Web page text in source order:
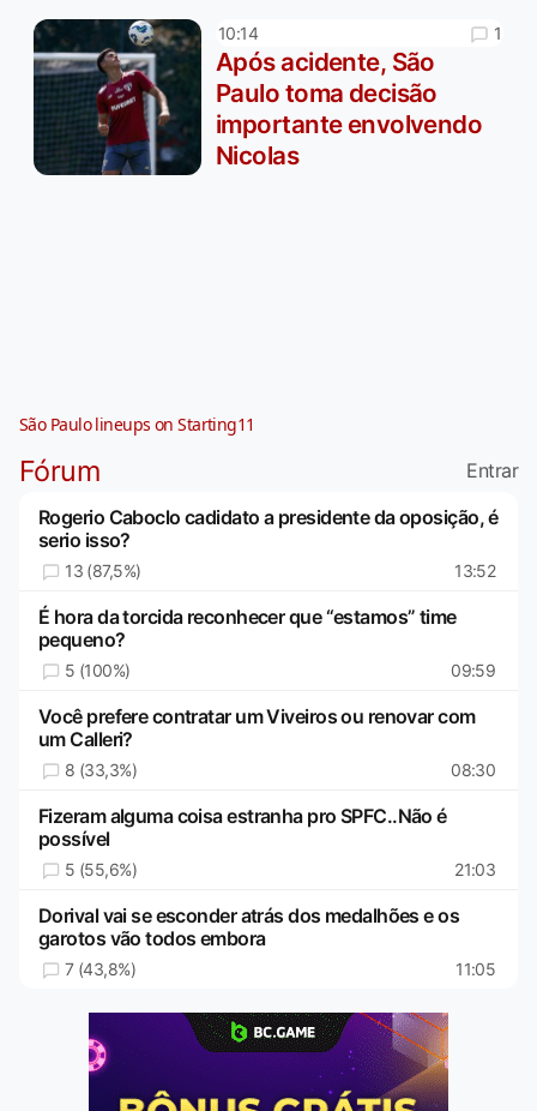
10:14 1
Após acidente, São
Paulo toma decisão
importante envolvendo
Nicolas
São Paulo lineups on Starting11
Fórum
Entrar
Rogerio Caboclo cadidato a presidente da oposição, é
serio isso?
13 (87,5%) 13:52
É hora da torcida reconhecer que “estamos” time
pequeno?
5 (100%) 09:59
Você prefere contratar um Viveiros ou renovar com
um Calleri?
8 (33,3%) 08:30
Fizeram alguma coisa estranha pro SPFC..Não é
possível
5 (55,6%) 21:03
Dorival vai se esconder atrás dos medalhões e os
garotos vão todos embora
7 (43,8%) 11:05